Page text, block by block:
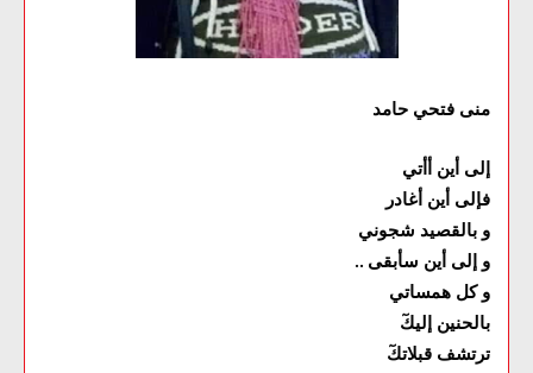
منى فتحي حامد
إلى أين أأتي
فإلى أين أغادر
و بالقصيد شجوني
و إلى أين سأبقى ..
و كل همساتي
بالحنين إليكٓ
ترتشف قبلاتكٓ